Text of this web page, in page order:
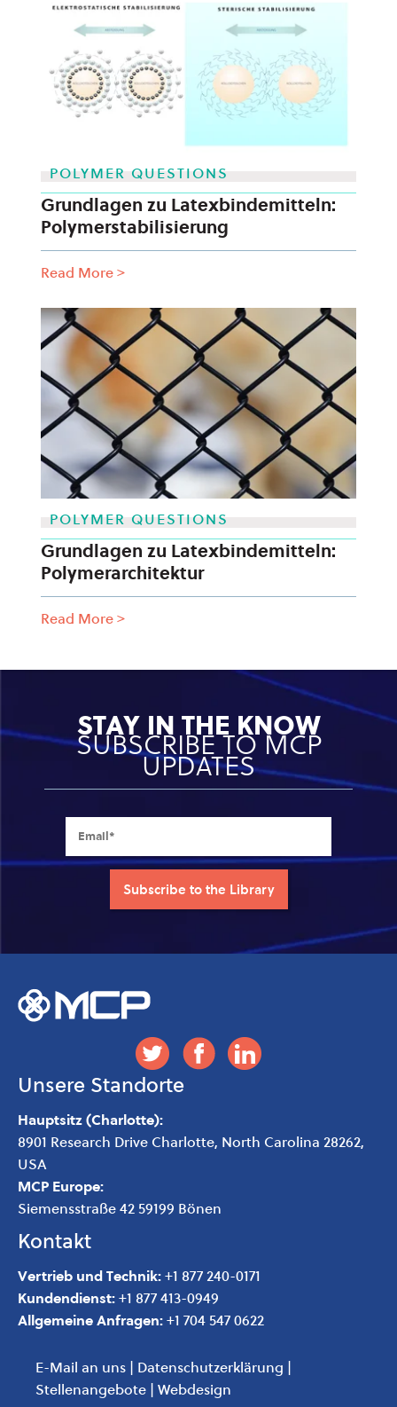
POLYMER QUESTIONS
Grundlagen zu Latexbindemitteln:
Polymerstabilisierung
Read More>
POLYMER QUESTIONS
Grundlagen zu Latexbindemitteln:
Polymerarchitektur
Read More>
STAY IN THE KNOW
SUBSCRIBE TO MCP
UPDATES
Unsere Standorte
Hauptsitz (Charlotte):
8901 Research Drive Charlotte, North Carolina 28262,
USA
MCP Europe:
Siemensstraße 42 59199 Bönen
Kontakt
Vertrieb und Technik:+1 877 240-0171
Kundendienst:+1 877 413-0949
Allgemeine Anfragen:+1 704 547 0622
E-Mail an uns | Datenschutzerklärung |
Stellenangebote | Webdesign